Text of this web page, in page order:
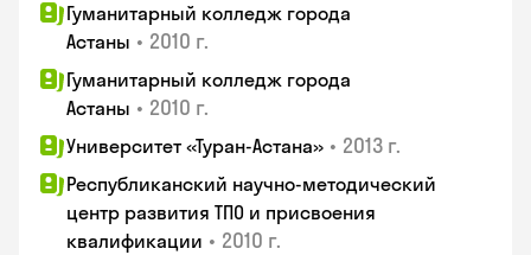
Гуманитарный колледж города
Астаны • 2010 г.
Гуманитарный колледж города
Астаны • 2010 г.
Университет «Туран-Астана» • 2013 г.
Республиканский научно-методический
центр развития ТПО и присвоения
квалификации • 2010 г.